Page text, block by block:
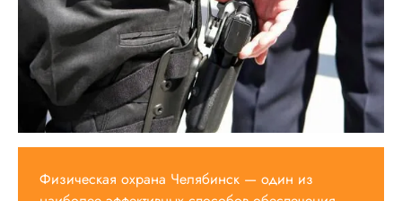
Физическая охрана Челябинск — один из